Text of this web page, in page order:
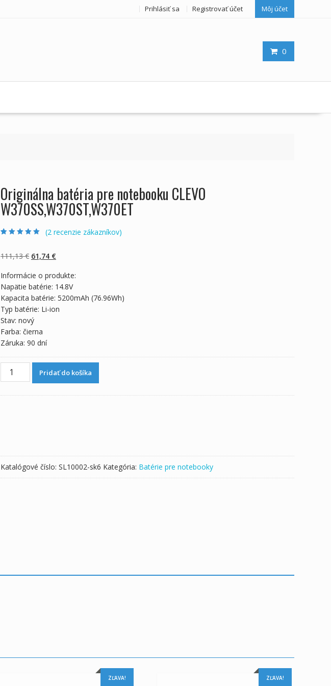
Prihlásiť sa Registrovať účet Môj účet
0
Originálna batéria pre notebooku CLEVO
W370SS,W370ST,W370ET
zákazníckych
recenzií
(2 recenzie zákazníkov)
111,13€ Pôvodná
bola:
111,13 €.
61,74 €Aktuálna
je:
61,74 €.
Informácie o produkte:
Napätie batérie: 14.8V
Kapacita batérie: 5200mAh (76.96Wh)
Typ batérie: Li-ion
Stav: nový
Farba: čierna
Záruka: 90 dní
množstvo
Originálna
Pridať do košíka
Katalógové číslo: SL10002-sk6 Kategória: Batérie pre notebooky
ZĽAVA! ZĽAVA!